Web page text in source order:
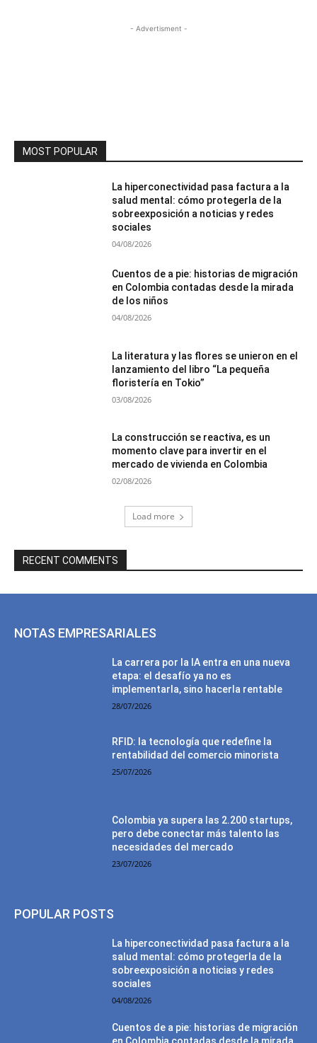
- Advertisment -
MOST POPULAR
La hiperconectividad pasa factura a la
salud mental: cómo protegerla de la
sobreexposición a noticias y redes
sociales
04/08/2026
Cuentos de a pie: historias de migración
en Colombia contadas desde la mirada
de los niños
04/08/2026
La literatura y las flores se unieron en el
lanzamiento del libro “La pequeña
floristería en Tokio”
03/08/2026
La construcción se reactiva, es un
momento clave para invertir en el
mercado de vivienda en Colombia
02/08/2026
Load more
RECENT COMMENTS
NOTAS EMPRESARIALES
La carrera por la IA entra en una nueva
etapa: el desafío ya no es
implementarla, sino hacerla rentable
28/07/2026
RFID: la tecnología que redefine la
rentabilidad del comercio minorista
25/07/2026
Colombia ya supera las 2.200 startups,
pero debe conectar más talento las
necesidades del mercado
23/07/2026
POPULAR POSTS
La hiperconectividad pasa factura a la
salud mental: cómo protegerla de la
sobreexposición a noticias y redes
sociales
04/08/2026
Cuentos de a pie: historias de migración